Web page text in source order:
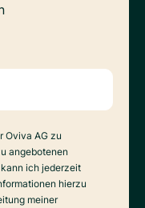
Oviva AG zu
angebotenen
ich jederzeit
hierzu
meiner